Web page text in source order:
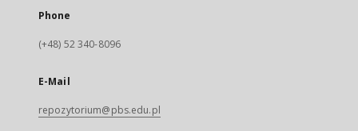
Phone
(+48) 52 340-8096
E-Mail
repozytorium@pbs.edu.pl